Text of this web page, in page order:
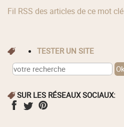
Fil RSS des articles de ce mot clé
TESTER UN SITE
SUR LES RÉSEAUX SOCIAUX: